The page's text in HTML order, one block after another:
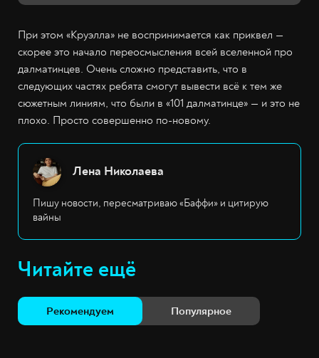
При этом «Круэлла» не воспринимается как приквел —
скорее это начало переосмысления всей вселенной про
далматинцев. Очень сложно представить, что в
следующих частях ребята смогут вывести всё к тем же
сюжетным линиям, что были в «101 далматинце» — и это не
плохо. Просто совершенно по-новому.
Лена Николаева
Пишу новости, пересматриваю «Баффи» и цитирую
вайны
Читайте ещё
Рекомендуем Популярное